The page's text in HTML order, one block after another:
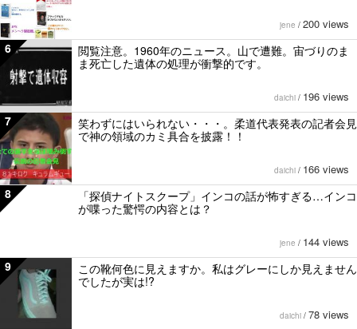
jene / 200 views
6
閲覧注意。1960年のニュース。山で遭難。宙づりのま
ま死亡した遺体の処理が衝撃的です。
daichi / 196 views
7
笑わずにはいられない・・・。柔道代表発表の記者会見
で神の領域のカミ具合を披露！！
daichi / 166 views
8
「探偵ナイトスクープ」インコの話が怖すぎる…インコ
が喋った驚愕の内容とは？
jene / 144 views
9
この靴何色に見えますか。私はグレーにしか見えません
でしたが実は!?
daichi / 78 views